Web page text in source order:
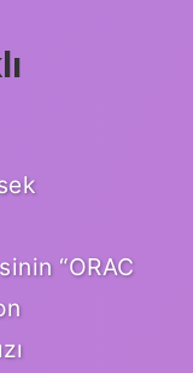
“ORAC